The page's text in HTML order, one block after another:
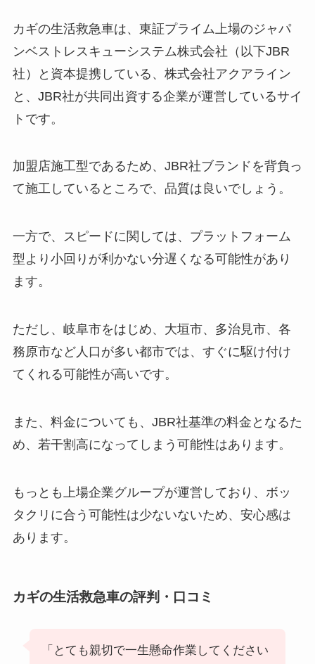
カギの生活救急車は、東証プライム上場のジャパ
ンベストレスキューシステム株式会社（以下JBR
社）と資本提携している、株式会社アクアライン
と、JBR社が共同出資する企業が運営しているサイ
トです。
加盟店施工型であるため、JBR社ブランドを背負っ
て施工しているところで、品質は良いでしょう。
一方で、スピードに関しては、プラットフォーム
型より小回りが利かない分遅くなる可能性があり
ます。
ただし、岐阜市をはじめ、大垣市、多治見市、各
務原市など人口が多い都市では、すぐに駆け付け
てくれる可能性が高いです。
また、料金についても、JBR社基準の料金となるた
め、若干割高になってしまう可能性はあります。
もっとも上場企業グループが運営しており、ボッ
タクリに合う可能性は少ないないため、安心感は
あります。
カギの生活救急車の評判・口コミ
「とても親切で一生懸命作業してください